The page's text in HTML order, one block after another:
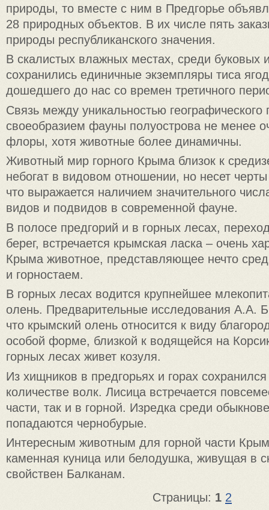
природы, то вместе с ним в Предгорье
28 природных объектов. В их числе пять
природы республиканского значения.
В скалистых влажных местах, среди буковых
сохранились единичные экземпляры тиса
дошедшего до нас со времен третичного
Связь между уникальностью
своеобразием фауны полуострова не менее
флоры, хотя животные более динамичны.
Животный мир горного Крыма близок к
небогат в видовом отношении, но несет
что выражается наличием значительного
видов и подвидов в современной фауне.
В полосе предгорий и в горных лесах,
берег, встречается крымская ласка – очень
Крыма животное, представляющее нечто
и горностаем.
В горных лесах водится крупнейшее
олень. Предварительные исследования А.А.
что крымский олень относится к виду
особой форме, близкой к водящейся на
горных лесах живет козуля.
Из хищников в предгорьях и горах
количестве волк. Лисица встречается
части, так и в горной. Изредка среди
попадаются чернобурые.
Интересным животным для горной части
каменная куница или белодушка, живущая в
свойствен Балканам.
Страницы: 1 2